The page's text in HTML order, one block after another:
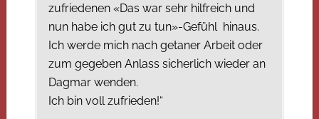
zufriedenen «Das war sehr hilfreich und
nun habe ich gut zu tun»-Gefühl hinaus.
Ich werde mich nach getaner Arbeit oder
zum gegeben Anlass sicherlich wieder an
Dagmar wenden.
Ich bin voll zufrieden!“